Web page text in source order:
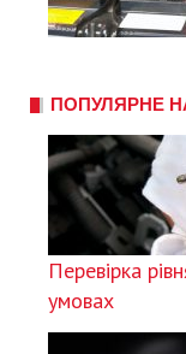
ПОПУЛЯРНЕ
Перевірка
умовах